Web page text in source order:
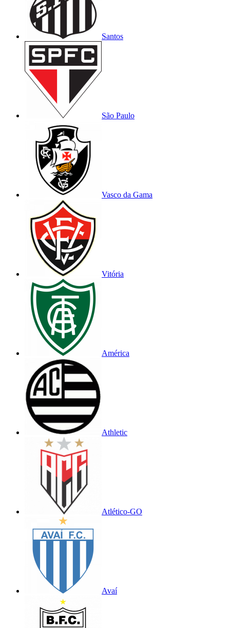
Santos
São Paulo
Vasco da Gama
Vitória
América
Athletic
Atlético-GO
Avaí